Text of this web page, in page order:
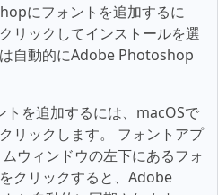
にフォントを追加するに
リックしてインストールを選
自動的にAdobe Photoshop
を追加するには、macOSで
リックします。 フォントアプ
ウィンドウの左下にあるフォ
クリックすると、Adobe